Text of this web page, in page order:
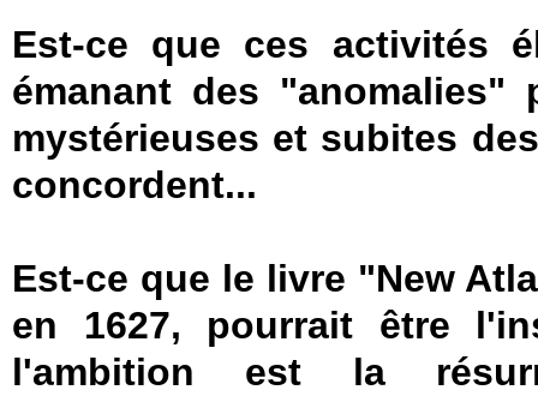
Est-ce que ces activités
émanant des
mystérieuses et subites
concordent...
Est-ce que le livre "New
en 1627, pourrait être
l'ambition est la